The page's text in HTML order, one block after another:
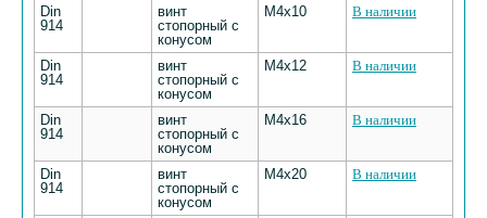
Din
914
винт
стопорный с
конусом
М4х10 В наличии
Din
914
винт
стопорный с
конусом
М4х12 В наличии
Din
914
винт
стопорный с
конусом
М4х16 В наличии
Din
914
винт
стопорный с
конусом
М4х20 В наличии